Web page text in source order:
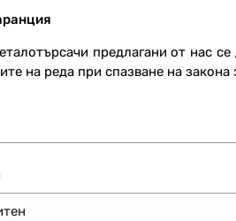
предлагани от нас
на реда при спазване на